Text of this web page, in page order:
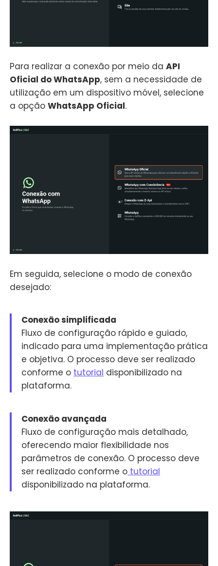
Para realizar a conexão por meio da API
Oficial do WhatsApp, sem a necessidade de
utilização em um dispositivo móvel, selecione
a opção WhatsApp Oficial.
Em seguida, selecione o modo de conexão
desejado:
Conexão simplificada
Fluxo de configuração rápido e guiado,
indicado para uma implementação prática
e objetiva. O processo deve ser realizado
conforme o tutorial disponibilizado na
plataforma.
Conexão avançada
Fluxo de configuração mais detalhado,
oferecendo maior flexibilidade nos
parâmetros de conexão. O processo deve
ser realizado conforme o tutorial
disponibilizado na plataforma.